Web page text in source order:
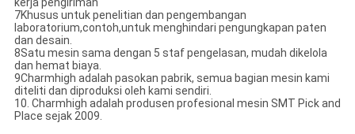
kerja pengiriman
7Khusus untuk penelitian dan pengembangan
laboratorium,contoh,untuk menghindari pengungkapan paten
dan desain.
8Satu mesin sama dengan 5 staf pengelasan, mudah dikelola
dan hemat biaya.
9Charmhigh adalah pasokan pabrik, semua bagian mesin kami
diteliti dan diproduksi oleh kami sendiri.
10. Charmhigh adalah produsen profesional mesin SMT Pick and
Place sejak 2009.